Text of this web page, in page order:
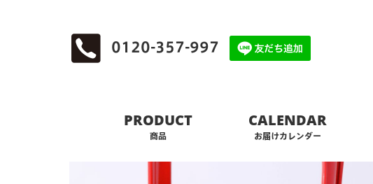
0120-357-997
PRODUCT
商品
CALENDAR
お届けカレンダー